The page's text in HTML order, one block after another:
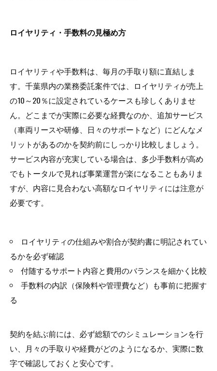
ロイヤリティ・手数料の見極め方
ロイヤリティや手数料は、毎月の手取り額に直結しま
す。千葉県内の業務委託案件では、ロイヤリティが売上
の10～20％に設定されているケースも珍しくありませ
ん。どこまでが実際に必要な経費なのか、追加サービス
（車両リースや研修、日々のサポートなど）にどんなメ
リットがあるのかを契約前にしっかり比較しましょう。
サービス内容が充実している場合は、多少手数料が高め
でもトータルで見れば事業運営が楽になることもありま
すが、内容に見合わない高額なロイヤリティには注意が
必要です。
ロイヤリティの仕組みや割合が契約書に明記されてい
るかを必ず確認
付随するサポート内容と費用のバランスを細かく比較
手数料の内訳（保険料や管理費など）も事前に把握す
る
契約を結ぶ前には、必ず総額でのシミュレーションを行
い、月々の手取りや経費がどのようになるか、実際に数
字で確認しておくと安心です。